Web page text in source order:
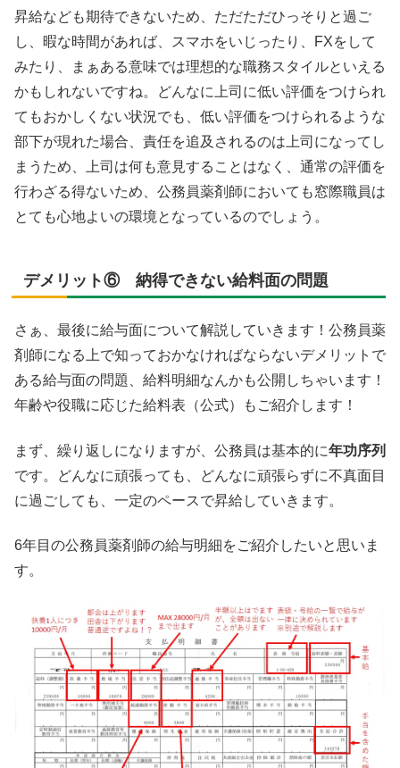
昇給なども期待できないため、ただただひっそりと過ご
し、暇な時間があれば、スマホをいじったり、FXをして
みたり、まぁある意味では理想的な職務スタイルといえる
かもしれないですね。どんなに上司に低い評価をつけられ
てもおかしくない状況でも、低い評価をつけられるような
部下が現れた場合、責任を追及されるのは上司になってし
まうため、上司は何も意見することはなく、通常の評価を
行わざる得ないため、公務員薬剤師においても窓際職員は
とても心地よいの環境となっているのでしょう。
デメリット⑥ 納得できない給料面の問題
さぁ、最後に給与面について解説していきます！公務員薬
剤師になる上で知っておかなければならないデメリットで
ある給与面の問題、給料明細なんかも公開しちゃいます！
年齢や役職に応じた給料表（公式）もご紹介します！
まず、繰り返しになりますが、公務員は基本的に年功序列
です。どんなに頑張っても、どんなに頑張らずに不真面目
に過ごしても、一定のペースで昇給していきます。
6年目の公務員薬剤師の給与明細をご紹介したいと思いま
す。